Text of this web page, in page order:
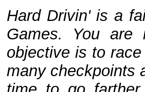
Hard Drivin' is a
Games. You are
objective is to
many checkpoints